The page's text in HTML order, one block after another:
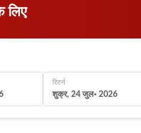
लिए
रिटर्न
शुक्र, 24 जुल॰ 2026